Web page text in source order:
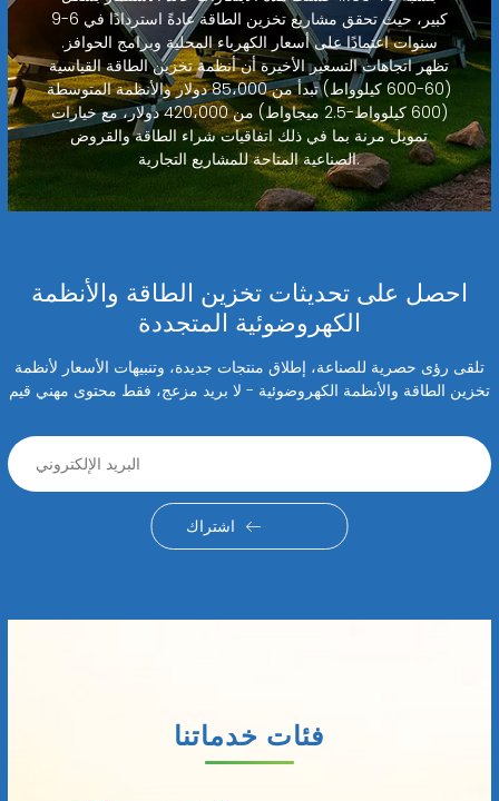
كبير، حيث تحقق مشاريع تخزين الطاقة عادةً استردادًا في 6-9
سنوات اعتمادًا على أسعار الكهرباء المحلية وبرامج الحوافز.
تظهر اتجاهات التسعير الأخيرة أن أنظمة تخزين الطاقة القياسية
(60-600 كيلوواط) تبدأ من 85،000 دولار والأنظمة المتوسطة
(600 كيلوواط-2.5 ميجاواط) من 420،000 دولار، مع خيارات
تمويل مرنة بما في ذلك اتفاقيات شراء الطاقة والقروض
الصناعية المتاحة للمشاريع التجارية.
احصل على تحديثات تخزين الطاقة والأنظمة
الكهروضوئية المتجددة
تلقى رؤى حصرية للصناعة، إطلاق منتجات جديدة، وتنبيهات الأسعار لأنظمة
تخزين الطاقة والأنظمة الكهروضوئية - لا بريد مزعج، فقط محتوى مهني قيم
اشتراك
فئات خدماتنا